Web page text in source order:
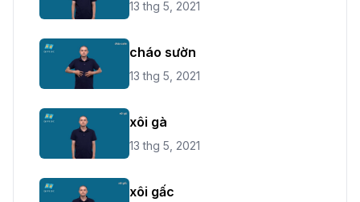
13 thg 5, 2021
cháo sườn
13 thg 5, 2021
xôi gà
13 thg 5, 2021
xôi gấc